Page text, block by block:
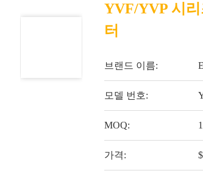
YVF/YVP 시
터
브랜드 이름:
모델 번호:
MOQ: 1
가격: